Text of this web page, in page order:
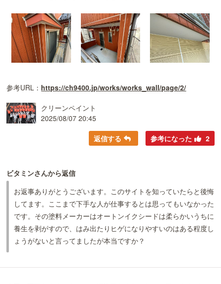
参考URL： https://ch9400.jp/works/works_wall/page/2/
クリーンペイント
2025/08/07 20:45
返信する 参考になった 2
ビタミンさんから返信
お返事ありがとうございます。このサイトを知っていたらと後悔
してます。ここまで下手な人が仕事するとは思ってもいなかった
です。その塗料メーカーはオートンイクシードは柔らかいうちに
養生を剥がすので、はみ出たりヒゲになりやすいのはある程度し
ょうがないと言ってましたが本当ですか？